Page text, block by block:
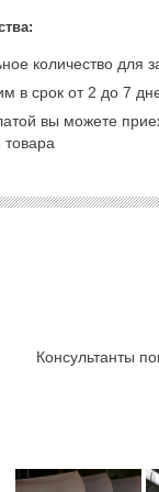
количество для
в срок от 2 до 7
вы можете
товара
Консультанты